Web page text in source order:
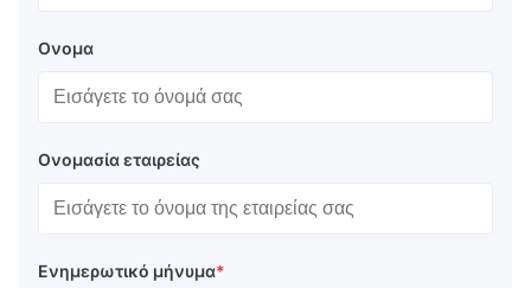
Ονομα
Ονομασία εταιρείας
Ενημερωτικό μήνυμα*